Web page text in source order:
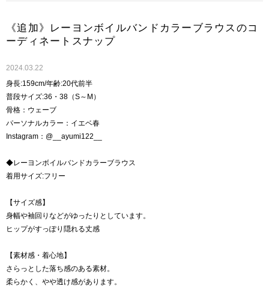
《追加》レーヨンボイルバンドカラーブラウスのコ
ーディネートスナップ
2024.03.22
身長:159cm/年齢:20代前半
普段サイズ:36・38（S～M）
骨格：ウェーブ
パーソナルカラー：イエベ春
Instagram：@__ayumi122__
◆レーヨンボイルバンドカラーブラウス
着用サイズ:フリー
【サイズ感】
身幅や袖回りなどがゆったりとしています。
ヒップがすっぽり隠れる丈感
【素材感・着心地】
さらっとした落ち感のある素材。
柔らかく、やや透け感があります。